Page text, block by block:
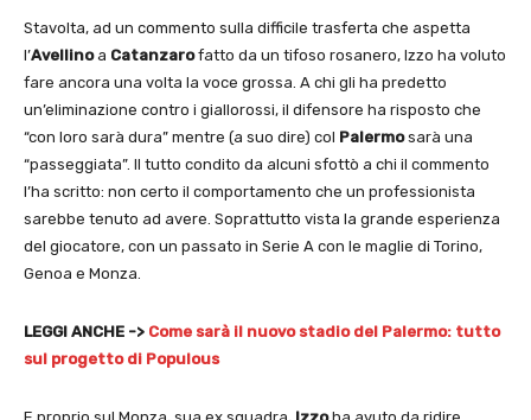
Stavolta, ad un commento sulla difficile trasferta che aspetta
l’Avellinoa Catanzarofatto da un tifoso rosanero, Izzo ha voluto
fare ancora una volta la voce grossa. A chi gli ha predetto
un’eliminazione contro i giallorossi, il difensore ha risposto che
“con loro sarà dura” mentre (a suo dire) col Palermosarà una
“passeggiata”. Il tutto condito da alcuni sfottò a chi il commento
l’ha scritto: non certo il comportamento che un professionista
sarebbe tenuto ad avere. Soprattutto vista la grande esperienza
del giocatore, con un passato in Serie A con le maglie di Torino,
Genoa e Monza.
LEGGI ANCHE -> Come sarà il nuovo stadio del Palermo: tutto
sul progetto di Populous